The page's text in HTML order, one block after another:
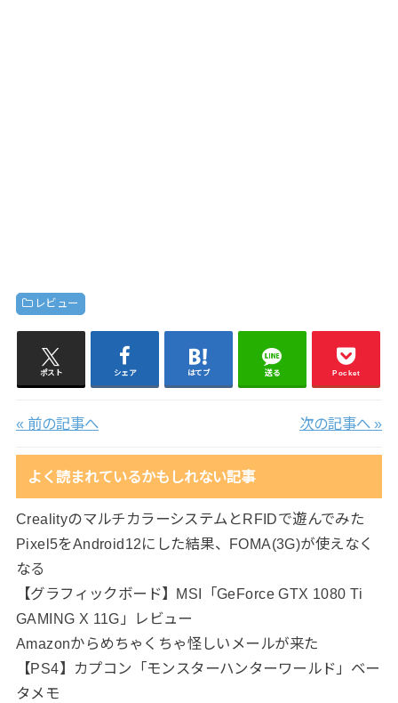
レビュー
ポスト シェア はてブ 送る Pocket
« 前の記事へ 次の記事へ »
よく読まれているかもしれない記事
CrealityのマルチカラーシステムとRFIDで遊んでみた
Pixel5をAndroid12にした結果、FOMA(3G)が使えなく
なる
【グラフィックボード】MSI「GeForce GTX 1080 Ti
GAMING X 11G」レビュー
Amazonからめちゃくちゃ怪しいメールが来た
【PS4】カプコン「モンスターハンターワールド」ベー
タメモ